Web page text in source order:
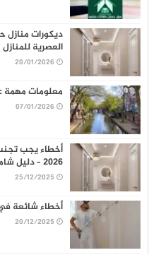
العصرية للمنازل
20/01/2026
معلومات مهمة عن
07/01/2026
أخطاء يجب
2026 – دليل شامل من خبراء الديكور
25/12/2025
أخطاء شائعة
20/12/2025